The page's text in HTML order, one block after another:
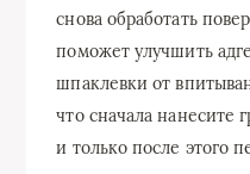
снова обработать
поможет улучшить
шпаклевки от
что сначала нанесите
и только после этого